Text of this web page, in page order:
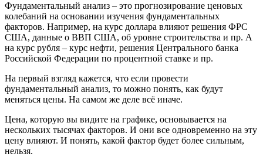
Фундаментальный анализ – это прогнозирование ценовых
колебаний на основании изучения фундаментальных
факторов. Например, на курс доллара влияют решения ФРС
США, данные о ВВП США, об уровне строительства и пр. А
на курс рубля – курс нефти, решения Центрального банка
Российской Федерации по процентной ставке и пр.
На первый взгляд кажется, что если провести
фундаментальный анализ, то можно понять, как будут
меняться цены. На самом же деле всё иначе.
Цена, которую вы видите на графике, основывается на
нескольких тысячах факторов. И они все одновременно на эту
цену влияют. И понять, какой фактор будет более сильным,
нельзя.